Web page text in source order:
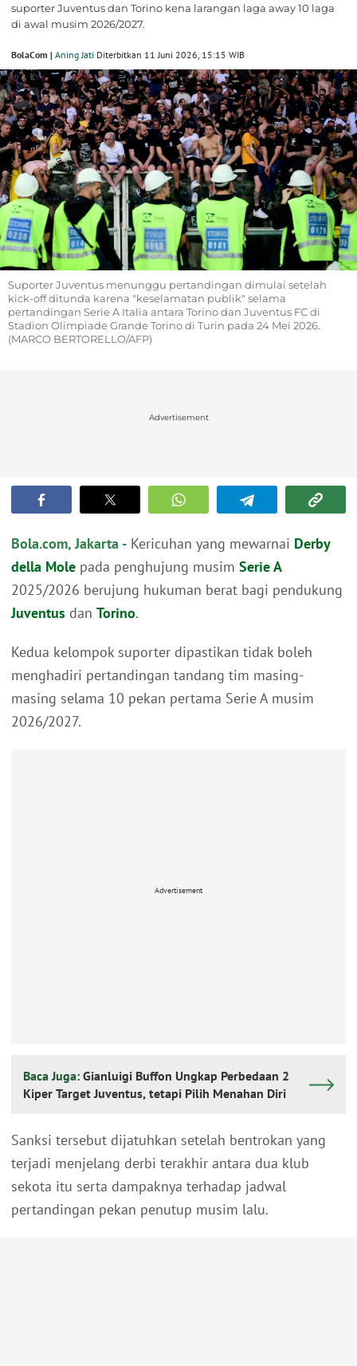
suporter Juventus dan Torino kena larangan laga away 10 laga
di awal musim 2026/2027.
BolaCom | Aning Jati Diterbitkan 11 Juni 2026, 15:15 WIB
Suporter Juventus menunggu pertandingan dimulai setelah
kick-off ditunda karena "keselamatan publik" selama
pertandingan Serie A Italia antara Torino dan Juventus FC di
Stadion Olimpiade Grande Torino di Turin pada 24 Mei 2026.
(MARCO BERTORELLO/AFP)
Advertisement
Bola.com, Jakarta - Kericuhan yang mewarnai Derby
della Mole pada penghujung musim Serie A
2025/2026 berujung hukuman berat bagi pendukung
Juventus dan Torino.
Kedua kelompok suporter dipastikan tidak boleh
menghadiri pertandingan tandang tim masing-
masing selama 10 pekan pertama Serie A musim
2026/2027.
Advertisement
Baca Juga: Gianluigi Buffon Ungkap Perbedaan 2
Kiper Target Juventus, tetapi Pilih Menahan Diri
Sanksi tersebut dijatuhkan setelah bentrokan yang
terjadi menjelang derbi terakhir antara dua klub
sekota itu serta dampaknya terhadap jadwal
pertandingan pekan penutup musim lalu.